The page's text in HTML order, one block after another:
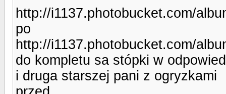
http://i1137.photobucket.com/
po
http://i1137.photobucket.com/
do kompletu sa stópki w
i druga starszej pani z ogryzkami